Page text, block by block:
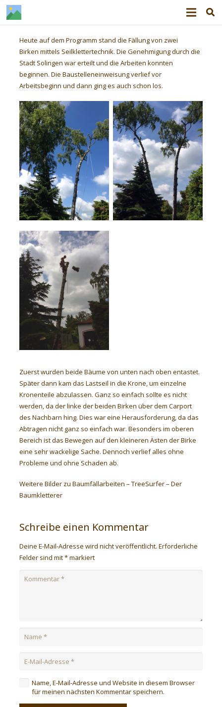
Heute auf dem Programm stand die Fällung von zwei
Birken mittels Seilklettertechnik. Die Genehmigung durch die
Stadt Solingen war erteilt und die Arbeiten konnten
beginnen. Die Baustelleneinweisung verlief vor
Arbeitsbeginn und dann ging es auch schon los.
Zuerst wurden beide Bäume von unten nach oben entastet.
Später dann kam das Lastseil in die Krone, um einzelne
Kronenteile abzulassen. Ganz so einfach sollte es nicht
werden, da der linke der beiden Birken über dem Carport
des Nachbarn hing. Dies war eine Herausforderung, da das
Abtragen nicht ganz so einfach war. Besonders im oberen
Bereich ist das Bewegen auf den kleineren Ästen der Birke
eine sehr wackelige Sache. Dennoch verlief alles ohne
Probleme und ohne Schaden ab.
Weitere Bilder zu Baumfällarbeiten – TreeSurfer – Der
Baumkletterer
Schreibe einen Kommentar
Deine E-Mail-Adresse wird nicht veröffentlicht. Erforderliche
Felder sind mit*markiert
Name, E-Mail-Adresse und Website in diesem Browser
für meinen nächsten Kommentar speichern.